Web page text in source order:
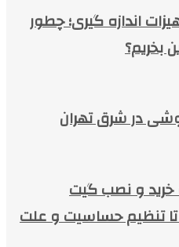
اندازه گیری؛ چطور
بخریم؟
در شرق تهران
خرید و نصب گیت
تنظیم حساسیت و علت